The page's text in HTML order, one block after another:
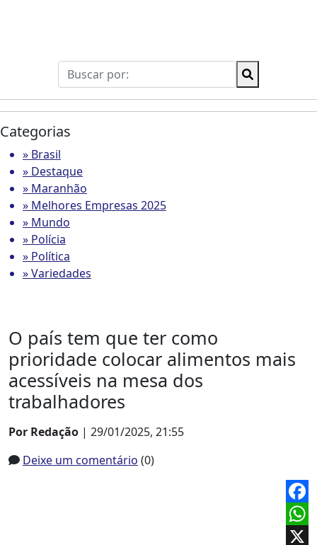
Categorias
» Brasil
» Destaque
» Maranhão
» Melhores Empresas 2025
» Mundo
» Polícia
» Política
» Variedades
O país tem que ter como
prioridade colocar alimentos mais
acessíveis na mesa dos
trabalhadores
Por Redação | 29/01/2025, 21:55
Deixe um comentário (0)